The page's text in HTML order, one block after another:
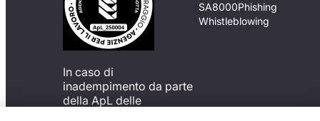
In caso di
inadempimento da parte
della ApL delle
SA8000Phishing
Whistleblowing